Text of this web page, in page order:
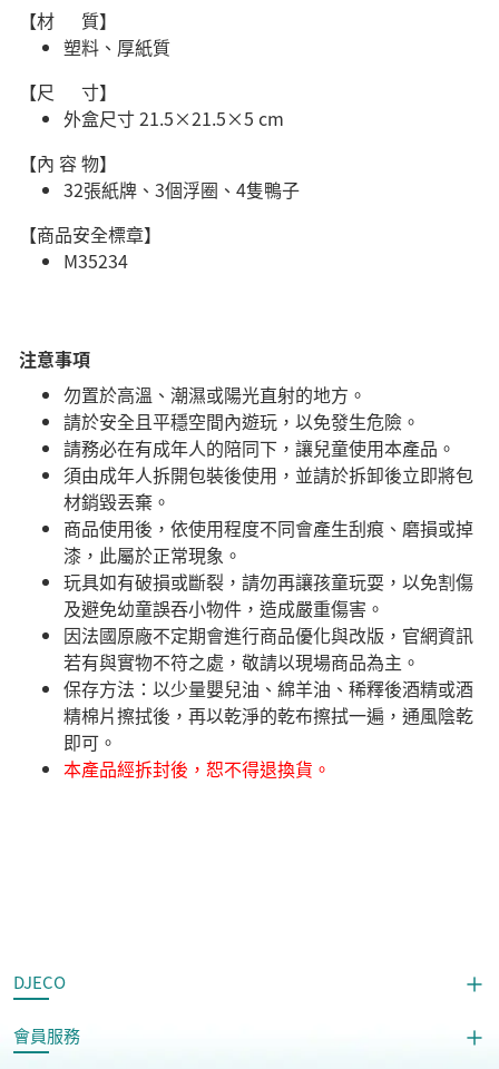
【材 質】
塑料、厚紙質
【尺 寸】
外盒尺寸 21.5×21.5×5 cm
【內 容 物】
32張紙牌、3個浮圈、4隻鴨子
【商品安全標章】
M35234
注意事項
勿置於高溫、潮濕或陽光直射的地方。
請於安全且平穩空間內遊玩，以免發生危險。​
請務必在有成年人的陪同下，讓兒童使用本產品。
須由成年人拆開包裝後使用，並請於拆卸後立即將包
材銷毀丟棄。
商品使用後，依使用程度不同會產生刮痕、磨損或掉
漆，此屬於正常現象。
玩具如有破損或斷裂，請勿再讓孩童玩耍，以免割傷
及避免幼童誤吞小物件，造成嚴重傷害。
因法國原廠不定期會進行商品優化與改版，官網資訊
若有與實物不符之處，敬請以現場商品為主。
​保存方法：以少量嬰兒油、綿羊油、稀釋後酒精或酒
精棉片擦拭後，再以乾淨的乾布擦拭一遍，通風陰乾
即可。
本產品經拆封後，恕不得退換貨。
DJECO
會員服務